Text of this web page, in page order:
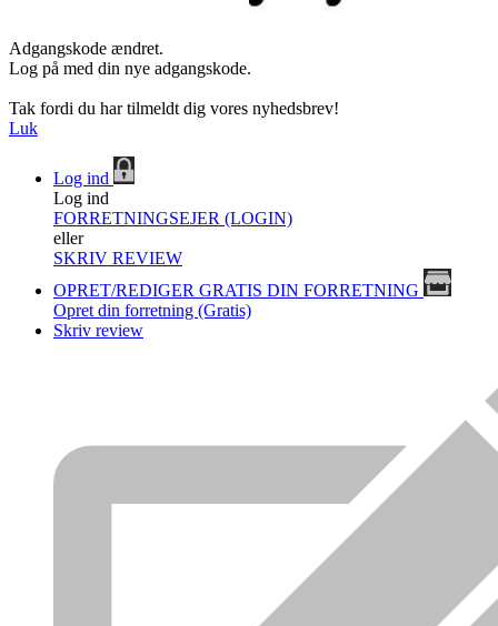
Adgangskode ændret.
Log på med din nye adgangskode.
Tak fordi du har tilmeldt dig vores nyhedsbrev!
Luk
Log ind
Log ind
FORRETNINGSEJER (LOGIN)
eller
SKRIV REVIEW
OPRET/REDIGER GRATIS DIN FORRETNING
Opret din forretning (Gratis)
Skriv review